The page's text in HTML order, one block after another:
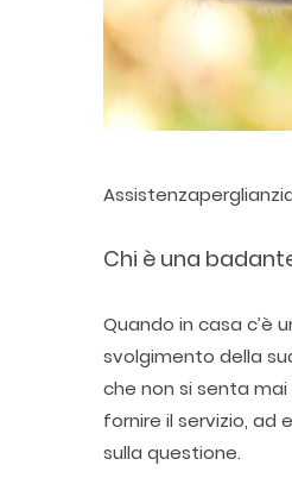
Chi è una
Quando in casa c’è
svolgimento della
che non si senta
fornire il servizio, ad
sulla questione.